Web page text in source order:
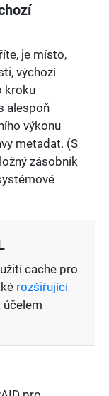
je místo,
výchozí
kroku
alespoň
výkonu
metadat. (S
zásobník
cache pro
rozšiřující
účelem